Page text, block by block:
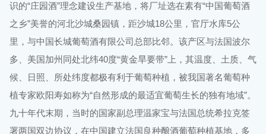
识的“庄园酒”理念建设生产基地，将厂址选在素有“中国葡萄酒
之乡”美誉的河北沙城桑园镇，距沙城18公里，官厅水库5公
里，与中国长城葡萄酒有限公司总部比邻。该产区与法国波尔
多、美国加州同处北纬40度“黄金旱要带”上，其温度、土质、气
候、日照、所处纬度都极有利于葡萄种植，被我国著名葡萄种
植专家欧阳寿如称为“自然形成的最适宜葡萄生长的独有地域”。
九十年代末期，当时的国家副总理温家宝与法国总统希拉克签
署两国双边协议，在中国建立法国良种酿酒葡萄种植基地，多